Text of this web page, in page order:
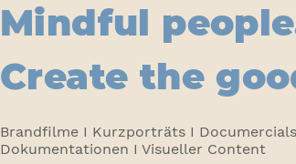
Mindful
Create the
Brandfilme I Kurzporträts I
Dokumentationen I Visueller Content